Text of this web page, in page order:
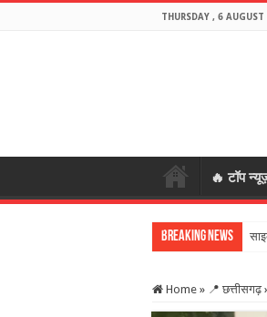
THURSDAY , 6
🔥 टॉप
Breaking News
Home » 📍 छत्तीसगढ़